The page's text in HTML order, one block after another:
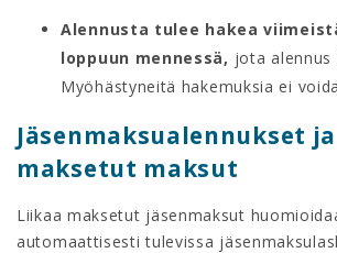
Alennusta tulee hakea
loppuun mennessä, jota alennus
Myöhästyneitä hakemuksia ei
Jäsenmaksualennukset
maksetut maksut
Liikaa maksetut jäsenmaksut
automaattisesti tulevissa